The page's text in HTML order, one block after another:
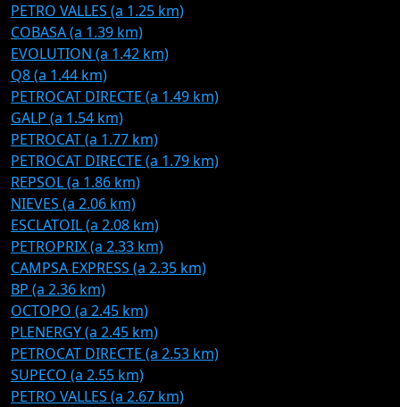
PETRO VALLES (a 1.25 km)
COBASA (a 1.39 km)
EVOLUTION (a 1.42 km)
Q8 (a 1.44 km)
PETROCAT DIRECTE (a 1.49 km)
GALP (a 1.54 km)
PETROCAT (a 1.77 km)
PETROCAT DIRECTE (a 1.79 km)
REPSOL (a 1.86 km)
NIEVES (a 2.06 km)
ESCLATOIL (a 2.08 km)
PETROPRIX (a 2.33 km)
CAMPSA EXPRESS (a 2.35 km)
BP (a 2.36 km)
OCTOPO (a 2.45 km)
PLENERGY (a 2.45 km)
PETROCAT DIRECTE (a 2.53 km)
SUPECO (a 2.55 km)
PETRO VALLES (a 2.67 km)